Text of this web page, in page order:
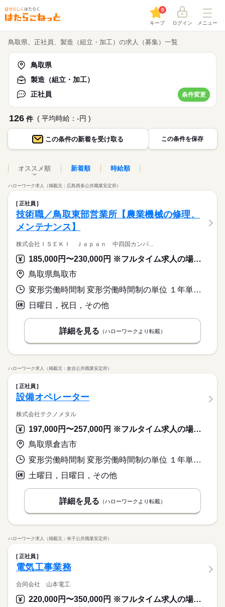
キープ
0
ログイン メニュー
鳥取県、正社員、製造（組立・加工）の求人（募集）一覧
鳥取県
製造（組立・加工）
正社員
条件変更
126 件 ( 平均時給：-円 )
この条件の新着を受け取る この条件を保存
オススメ順 新着順 時給順
ハローワーク求人（掲載元：広島西条公共職業安定所）
正社員
技術職／鳥取東部営業所【農業機械の修理、
メンテナンス】
株式会社ＩＳＥＫＩ Ｊａｐａｎ 中四国カンパ...
185,000円〜230,000円 ※フルタイム求人の場合は月額（換算額）、パート求人の場合は時間額を表示しています。
鳥取県鳥取市
変形労働時間制 変形労働時間制の単位 １年単位 就業時間１ 8時30分〜17時00分 又は 8時30分〜17時20分 就業時間に関する特記事項 ５月、９月は８時３０分から１７時２０分の７時間５０分勤務とな
日曜日，祝日，その他
詳細を見る （ハローワークより転載）
ハローワーク求人（掲載元：倉吉公共職業安定所）
正社員
設備オペレーター
株式会社テクノメタル
197,000円〜257,000円 ※フルタイム求人の場合は月額（換算額）、パート求人の場合は時間額を表示しています。
鳥取県倉吉市
変形労働時間制 変形労働時間制の単位 １年単位 就業時間１ 8時00分〜16時30分 就業時間２ 6時30分〜15時00分 就業時間３ 14時50分〜23時20分 就業時間に関する特記事項 週毎の２交替 週毎の３交替制
土曜日，日曜日，その他
詳細を見る （ハローワークより転載）
ハローワーク求人（掲載元：米子公共職業安定所）
正社員
電気工事業務
合同会社 山本電工
220,000円〜350,000円 ※フルタイム求人の場合は月額（換算額）、パート求人の場合は時間額を表示しています。